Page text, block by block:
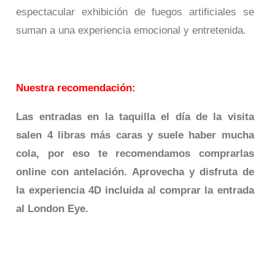
espectacular exhibición de fuegos artificiales se
suman a una experiencia emocional y entretenida.
Nuestra recomendación:
Las entradas en la taquilla el día de la visita
salen 4 libras más caras y suele haber mucha
cola, por eso te recomendamos comprarlas
online con antelación.Aprovecha y disfruta de
la experiencia 4D incluida al comprar la entrada
al London Eye.